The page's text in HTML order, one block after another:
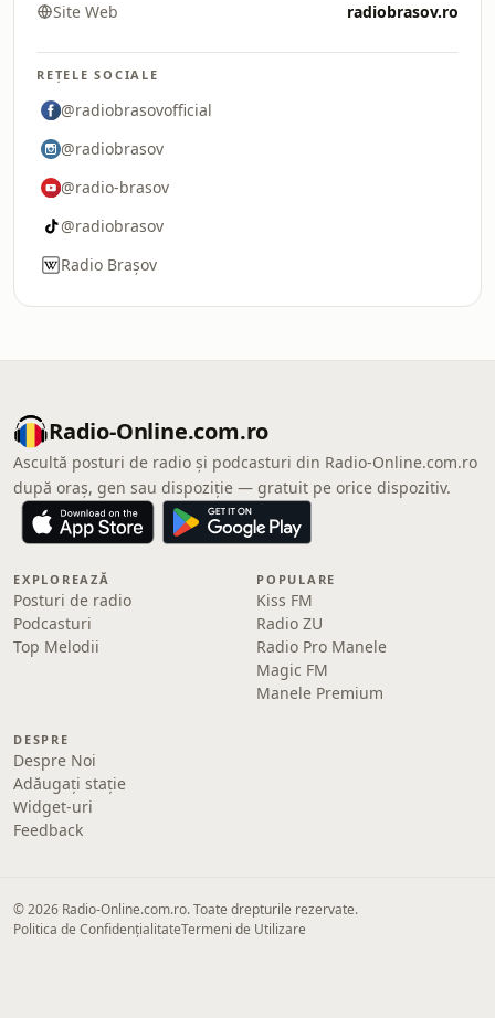
Site Web radiobrasov.ro
REȚELE SOCIALE
@radiobrasovofficial
@radiobrasov
@radio-brasov
@radiobrasov
Radio Brașov
Radio-Online.com.ro
Ascultă posturi de radio și podcasturi din Radio-Online.com.ro
după oraș, gen sau dispoziție — gratuit pe orice dispozitiv.
EXPLOREAZĂ
Posturi de radio
Podcasturi
Top Melodii
POPULARE
Kiss FM
Radio ZU
Radio Pro Manele
Magic FM
Manele Premium
DESPRE
Despre Noi
Adăugați stație
Widget-uri
Feedback
© 2026 Radio-Online.com.ro. Toate drepturile rezervate.
Politica de ConfidențialitateTermeni de Utilizare